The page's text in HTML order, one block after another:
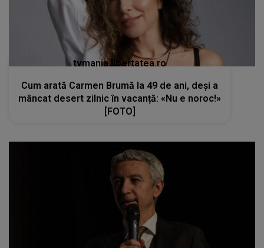
tvmania.libertatea.ro
Cum arată Carmen Brumă la 49 de ani, deși a
mâncat desert zilnic în vacanță: «Nu e noroc!»
[FOTO]